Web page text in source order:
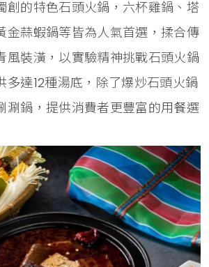
創的特色石頭火鍋，六杯雞鍋、塔
金蒜蝦鍋等皆為人氣首選，揉合傳
風裝潢，以實驗精神挑戰石頭火鍋
多達12種湯底，除了爆炒石頭火鍋
涮鍋，提供消費者更豐富的用餐選